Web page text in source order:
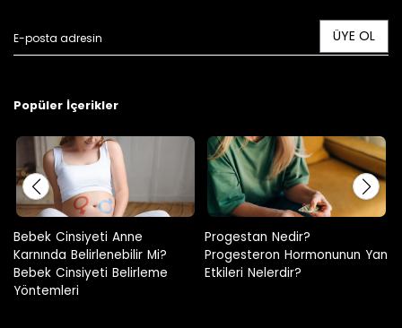
ÜYE OL
Popüler İçerikler
Progestan Nedir?
Progesteron Hormonunun Yan
Etkileri Nelerdir?
Hamilelikte Adet Görülür Mü?